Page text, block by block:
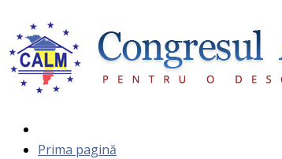
Prima pagină